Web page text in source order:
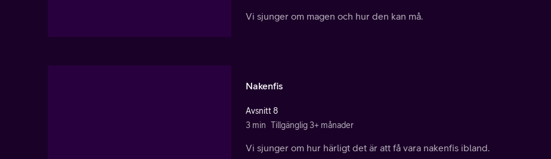
Vi sjunger om magen och hur den kan må.
Nakenfis
Avsnitt 8
3 min Tillgänglig 3+ månader
Vi sjunger om hur härligt det är att få vara nakenfis ibland.